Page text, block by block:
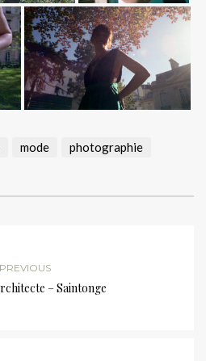
mode photographie
PREVIOUS
– Saintonge